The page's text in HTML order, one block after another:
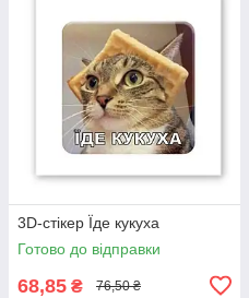
3D-стікер Їде кукуха
Готово до відправки
68,85 ₴ 76,50 ₴